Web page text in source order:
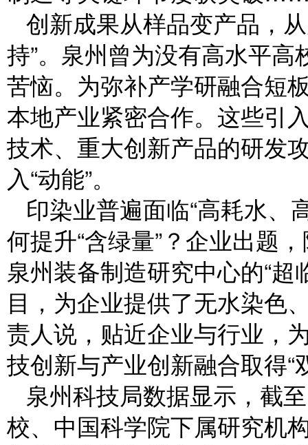
创新成果从样品变产品，
持”。泉州曾为没有高水平
苦恼。为弥补产学研融合短
本地产业紧密合作。这些引
技术、重大创新产品的研发
入“动能”。
印染业普遍面临“高耗水、
何提升“含绿量”？企业出题
泉州装备制造研究中心的“
目，为企业提供了无水染色
责人说，贴近企业与行业，
技创新与产业创新融合取得“
泉州科技局数据显示，截
校、中国科学院下属研究机